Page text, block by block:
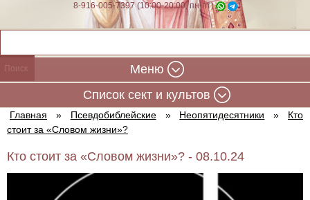
8-916-005-7397 (10:00-20:00, пн-пт)
Меню
Cписок сект и культов
Главная » Псевдобиблейские » Неопятидесятники »
Кто
стоит за «Словом жизни»?
Кто стоит за «Словом жизни»? - 08.10.24